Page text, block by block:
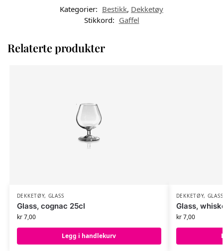
Kategorier: Bestikk, Dekketøy
Stikkord: Gaffel
Relaterte produkter
DEKKETØY, GLASS
Glass, cognac 25cl
kr7,00
Legg i handlekurv
DEKKETØY, GLASS
Glass,
kr7,00